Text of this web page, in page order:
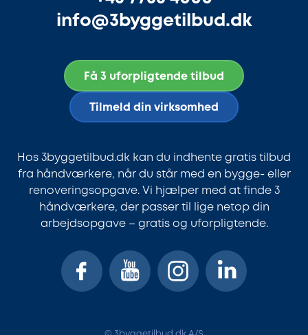
info@3byggetilbud.dk
Få 3 uforpligtende tilbud
Tilmeld din virksomhed
Hos 3byggetilbud.dk kan du indhente gratis tilbud
fra håndværkere, når du står med en bygge- eller
renoveringsopgave. Vi hjælper med at finde 3
håndværkere, der passer til lige netop din
arbejdsopgave – gratis og uforpligtende.